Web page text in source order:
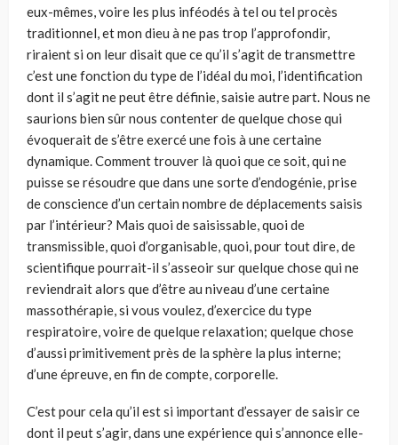
eux-mêmes, voire les plus inféodés à tel ou tel procès
traditionnel, et mon dieu à ne pas trop l’approfondir,
riraient si on leur disait que ce qu’il s’agit de transmettre
c’est une fonction du type de l’idéal du moi, l’identification
dont il s’agit ne peut être définie, saisie autre part. Nous ne
saurions bien sûr nous contenter de quelque chose qui
évoquerait de s’être exercé une fois à une certaine
dynamique. Comment trouver là quoi que ce soit, qui ne
puisse se résoudre que dans une sorte d’endogénie, prise
de conscience d’un certain nombre de déplacements saisis
par l’intérieur? Mais quoi de saisissable, quoi de
transmissible, quoi d’or­ganisable, quoi, pour tout dire, de
scientifique pourrait-il s’asseoir sur quelque chose qui ne
reviendrait alors que d’être au niveau d’une certaine
massothéra­pie, si vous voulez, d’exercice du type
respiratoire, voire de quelque relaxation; quelque chose
d’aussi primitivement près de la sphère la plus interne;
d’une épreuve, en fin de compte, corporelle.
C’est pour cela qu’il est si important d’essayer de saisir ce
dont il peut s’agir, dans une expérience qui s’annonce elle-